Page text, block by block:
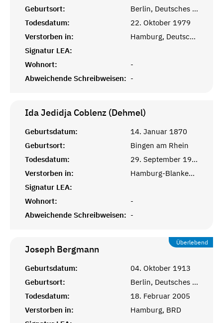
Geburtsort:
Berlin, Deutsches Reich
Todesdatum:
22. Oktober 1979
Verstorben in:
Hamburg, Deutschland
Signatur LEA:
Wohnort:
-
Abweichende Schreibweisen: -
Ida Jedidja Coblenz (Dehmel)
Geburtsdatum:
14. Januar 1870
Geburtsort:
Bingen am Rhein
Todesdatum:
29. September 1942
Verstorben in:
Hamburg-Blankenese
Signatur LEA:
Wohnort:
-
Abweichende Schreibweisen: -
Überlebend
Joseph Bergmann
Geburtsdatum:
04. Oktober 1913
Geburtsort:
Berlin, Deutsches Reich
Todesdatum:
18. Februar 2005
Verstorben in:
Hamburg, BRD